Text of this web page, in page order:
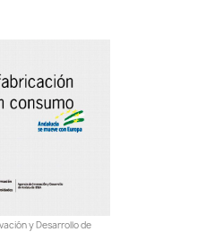
y Desarrollo de